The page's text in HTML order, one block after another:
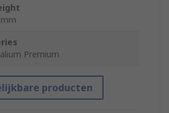
Premium
producten